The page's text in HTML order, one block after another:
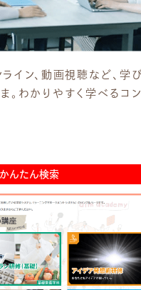
イン、動画視聴など、学
。わかりやすく学べるコ
んたん検索